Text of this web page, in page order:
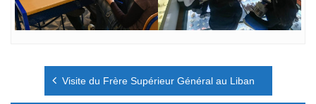
Navigation
Visite du Frère Supérieur Général au Liban